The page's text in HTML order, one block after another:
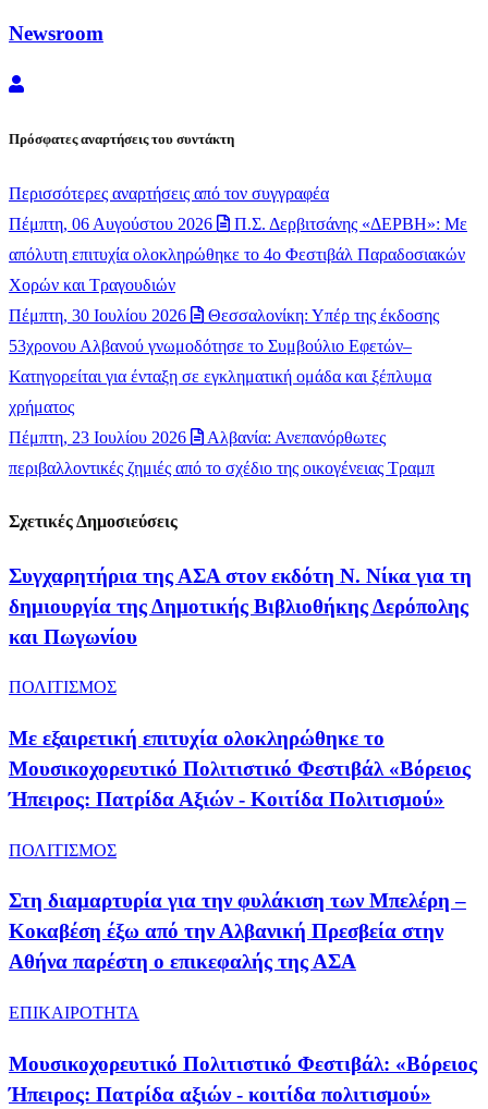
Newsroom
Newsroom
Πρόσφατες αναρτήσεις του συντάκτη
Περισσότερες αναρτήσεις από τον συγγραφέα
Πέμπτη, 06 Αυγούστου 2026
Π.Σ. Δερβιτσάνης «ΔΕΡΒΗ»: Με
απόλυτη επιτυχία ολοκληρώθηκε το 4ο Φεστιβάλ Παραδοσιακών
Χορών και Τραγουδιών
Πέμπτη, 30 Ιουλίου 2026
Θεσσαλονίκη: Υπέρ της έκδοσης
53χρονου Αλβανού γνωμοδότησε το Συμβούλιο Εφετών–
Κατηγορείται για ένταξη σε εγκληματική ομάδα και ξέπλυμα
χρήματος
Πέμπτη, 23 Ιουλίου 2026
Αλβανία: Ανεπανόρθωτες
περιβαλλοντικές ζημιές από το σχέδιο της οικογένειας Τραμπ
Σχετικές Δημοσιεύσεις
Συγχαρητήρια της ΑΣΑ στον εκδότη Ν. Νίκα για τη
δημιουργία της Δημοτικής Βιβλιοθήκης Δερόπολης
και Πωγωνίου
ΠΟΛΙΤΙΣΜΟΣ
Με εξαιρετική επιτυχία ολοκληρώθηκε το
Μουσικοχορευτικό Πολιτιστικό Φεστιβάλ «Βόρειος
Ήπειρος: Πατρίδα Αξιών - Κοιτίδα Πολιτισμού»
ΠΟΛΙΤΙΣΜΟΣ
Στη διαμαρτυρία για την φυλάκιση των Μπελέρη –
Κοκαβέση έξω από την Αλβανική Πρεσβεία στην
Αθήνα παρέστη ο επικεφαλής της ΑΣΑ
ΕΠΙΚΑΙΡΟΤΗΤΑ
Μουσικοχορευτικό Πολιτιστικό Φεστιβάλ: «Βόρειος
Ήπειρος: Πατρίδα αξιών - κοιτίδα πολιτισμού»